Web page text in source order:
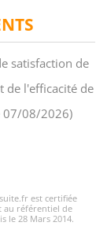
satisfaction de
de l'efficacité de
07/08/2026)
est certifiée
au référentiel de
le 28 Mars 2014.